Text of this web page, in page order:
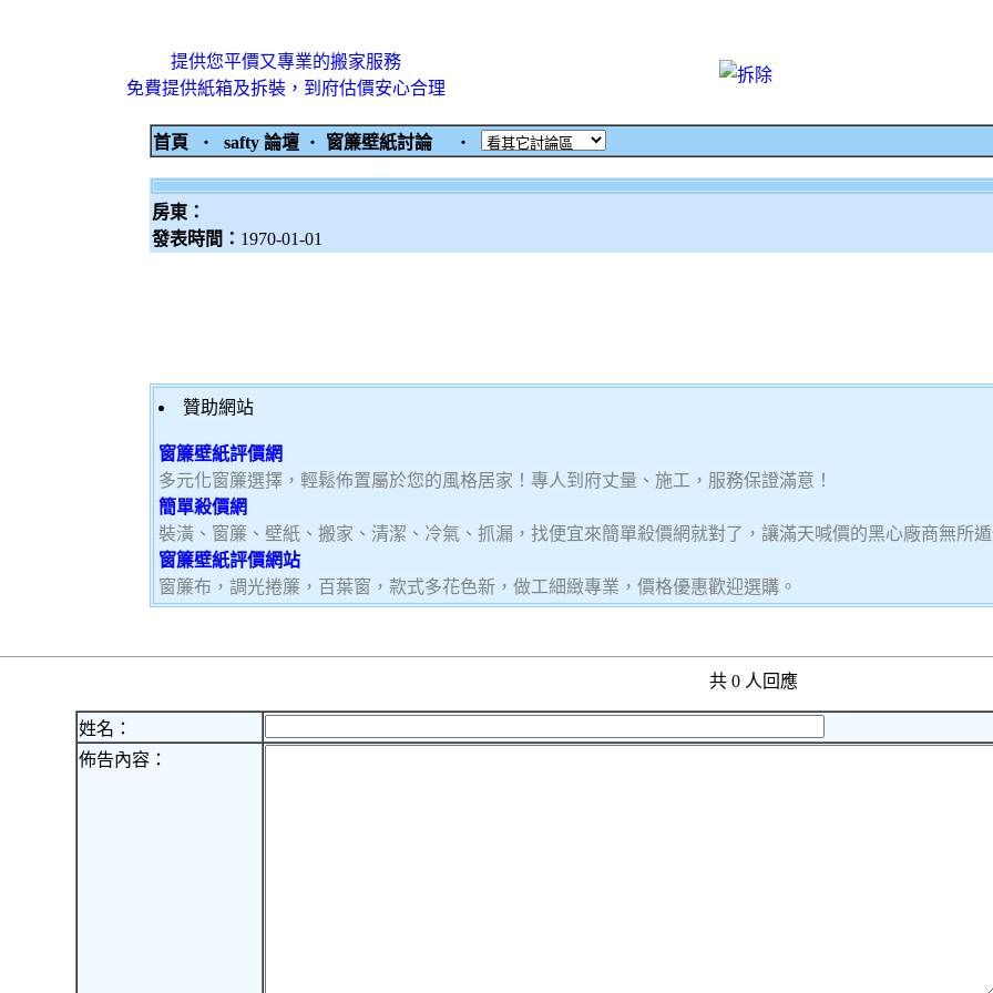
提供您平價又專業的搬家服務
免費提供紙箱及拆裝，到府估價安心合理
首頁 ‧ safty 論壇 ‧ 窗簾壁紙討論 ‧
房東：
發表時間： 1970-01-01
贊助網站
窗簾壁紙評價網
多元化窗簾選擇，輕鬆佈置屬於您的風格居家！專人到府丈量、施工，服務保證滿意！
簡單殺價網
裝潢、窗簾、壁紙、搬家、清潔、冷氣、抓漏，找便宜來簡單殺價網就對了，讓滿天喊價的黑心廠商無所
窗簾壁紙評價網站
窗簾布，調光捲簾，百葉窗，款式多花色新，做工細緻專業，價格優惠歡迎選購。
共 0 人回應
姓名：
佈告內容：